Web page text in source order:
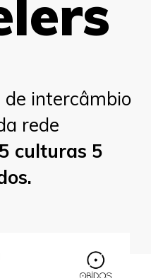
de intercâmbio
rede
culturas 5